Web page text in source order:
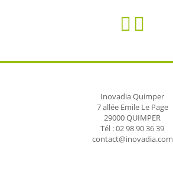
Inovadia Quimper
7 allée Emile Le Page
29000 QUIMPER
Tél : 02 98 90 36 39
contact@inovadia.com